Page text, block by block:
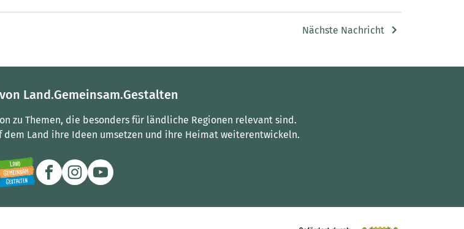
Nächste Nachricht
Land.Gemeinsam.Gestalten
zu Themen, die besonders für ländliche Regionen relevant sind.
dem Land ihre Ideen umsetzen und ihre Heimat weiterentwickeln.